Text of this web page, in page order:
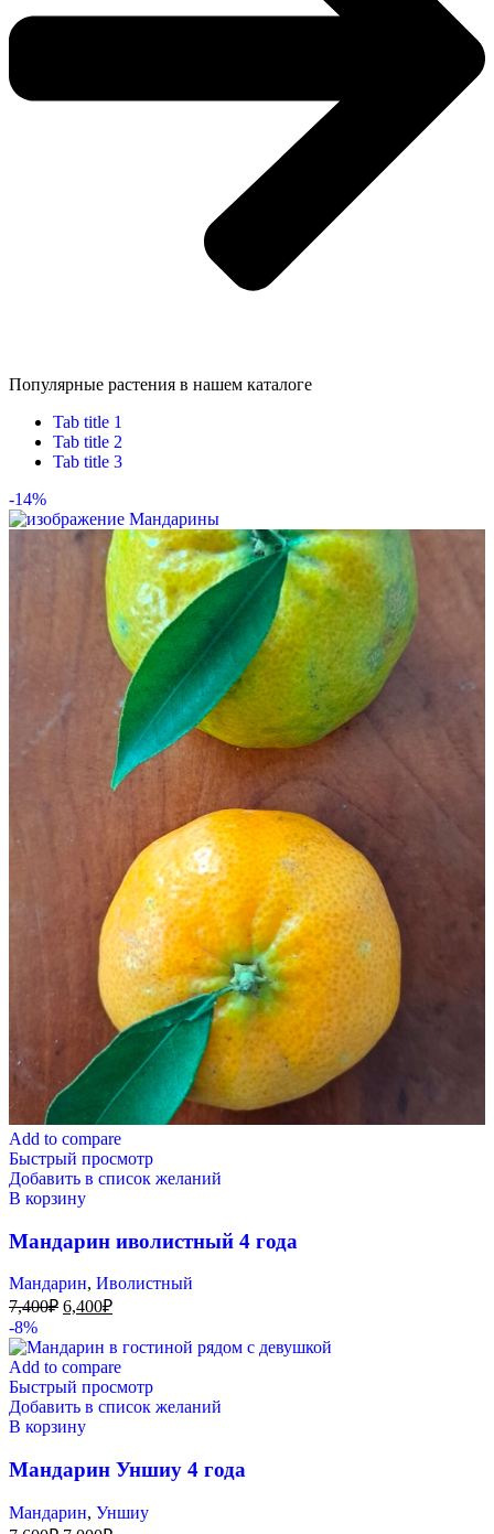
Популярные растения в нашем каталоге
Tab title 1
Tab title 2
Tab title 3
-14%
Add to compare
Быстрый просмотр
Добавить в список желаний
В корзину
Мандарин иволистный 4 года
Мандарин, Иволистный
7,400₽ 6,400₽
-8%
Add to compare
Быстрый просмотр
Добавить в список желаний
В корзину
Мандарин Уншиу 4 года
Мандарин, Уншиу